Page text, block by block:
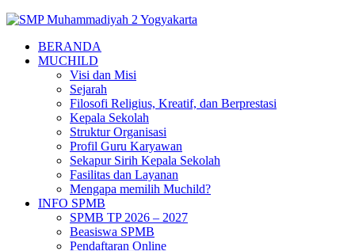
BERANDA
MUCHILD
Visi dan Misi
Sejarah
Filosofi Religius, Kreatif, dan Berprestasi
Kepala Sekolah
Struktur Organisasi
Profil Guru Karyawan
Sekapur Sirih Kepala Sekolah
Fasilitas dan Layanan
Mengapa memilih Muchild?
INFO SPMB
SPMB TP 2026 – 2027
Beasiswa SPMB
Pendaftaran Online